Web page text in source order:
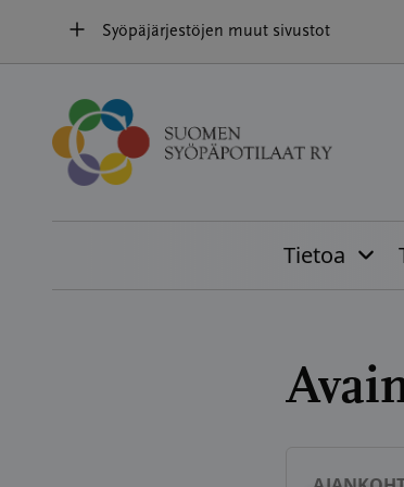
sisältöön
Syöpäjärjestöjen muut sivustot
Tietoa